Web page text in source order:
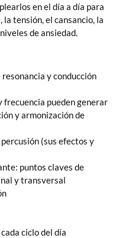
en el día a día para
tensión, el cansancio, la
de ansiedad.
y conducción
frecuencia pueden generar
y armonización de
(sus efectos y
puntos claves de
y transversal
ciclo del día